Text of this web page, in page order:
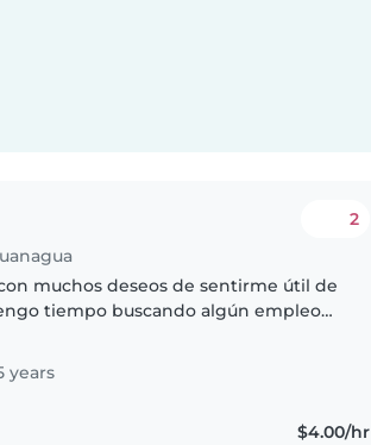
2
muchos deseos de sentirme útil de
tiempo buscando algún empleo
hijos con..
years
$4.00/hr